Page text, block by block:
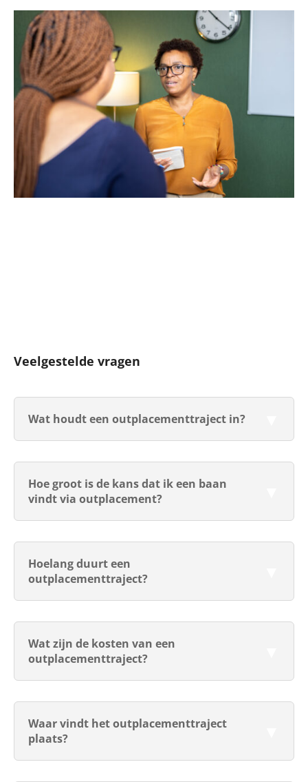
Veelgestelde vragen
Wat houdt een outplacementtraject in?
Hoe groot is de kans dat ik een baan
vindt via outplacement?
Hoelang duurt een
outplacementtraject?
Wat zijn de kosten van een
outplacementtraject?
Waar vindt het outplacementtraject
plaats?